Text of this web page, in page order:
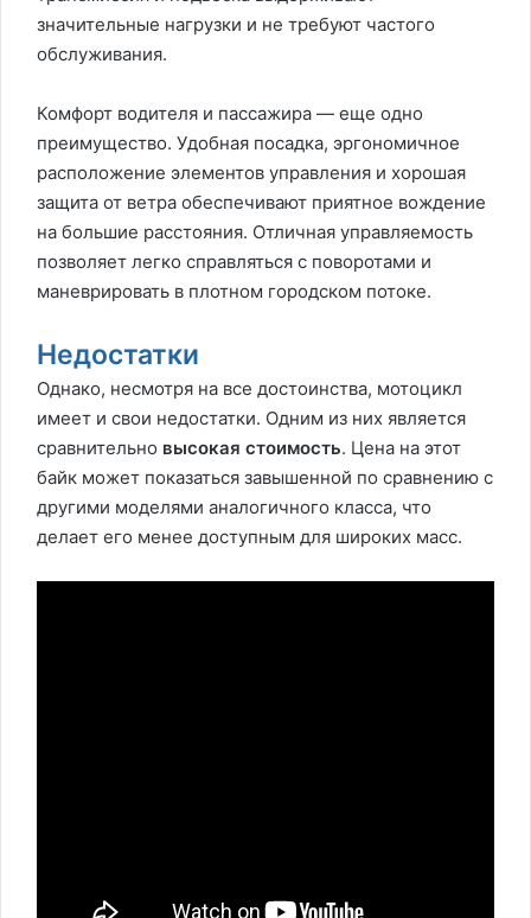
значительные нагрузки и не требуют частого
обслуживания.
Комфорт водителя и пассажира — еще одно
преимущество. Удобная посадка, эргономичное
расположение элементов управления и хорошая
защита от ветра обеспечивают приятное вождение
на большие расстояния. Отличная управляемость
позволяет легко справляться с поворотами и
маневрировать в плотном городском потоке.
Недостатки
Однако, несмотря на все достоинства, мотоцикл
имеет и свои недостатки. Одним из них является
сравнительно высокая стоимость. Цена на этот
байк может показаться завышенной по сравнению с
другими моделями аналогичного класса, что
делает его менее доступным для широких масс.